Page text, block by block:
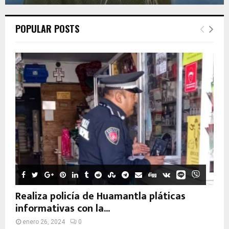
POPULAR POSTS
Realiza policía de Huamantla pláticas
informativas con la...
enero 26, 2024 0